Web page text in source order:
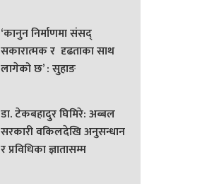
‘कानुन निर्माणमा संसद्
सकारात्मक र दृढताका साथ
लागेको छ’ : सुहाङ
डा. टेकबहादुर घिमिरे: अब्बल
सरकारी वकिलदेखि अनुसन्धान
र प्रविधिका ज्ञातासम्म